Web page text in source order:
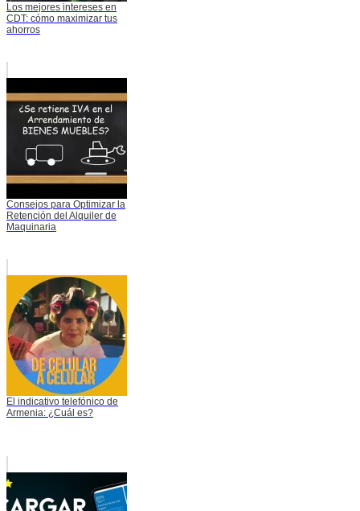
Los mejores intereses en
CDT: cómo maximizar tus
ahorros
Consejos para Optimizar la
Retención del Alquiler de
Maquinaria
El indicativo telefónico de
Armenia: ¿Cuál es?